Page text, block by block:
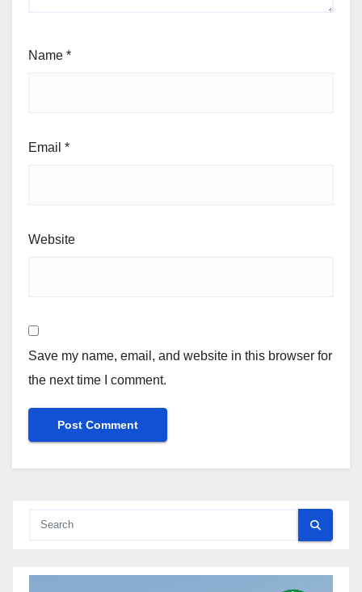
Name *
Email *
Website
Save my name, email, and website in this browser for
the next time I comment.